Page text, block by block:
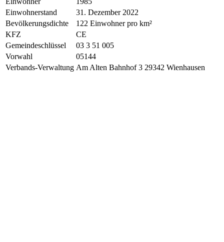
Einwohnerstand
31. Dezember 2022
Bevölkerungsdichte
122 Einwohner pro km²
KFZ
CE
Gemeindeschlüssel
03 3 51 005
Vorwahl
05144
Verbands-Verwaltung Am Alten Bahnhof 3 29342 Wienhausen